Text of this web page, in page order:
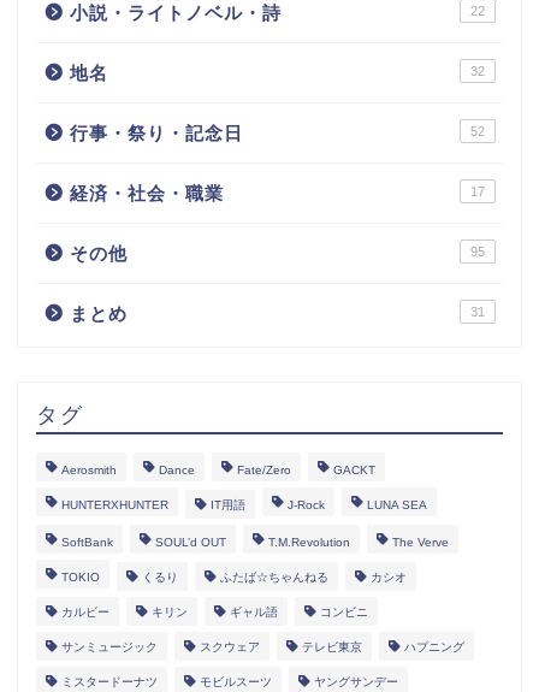
小説・ライトノベル・詩 22
地名 32
行事・祭り・記念日 52
経済・社会・職業 17
その他 95
まとめ 31
タグ
Aerosmith Dance Fate/Zero GACKT
HUNTERXHUNTER IT用語 J-Rock LUNA SEA
SoftBank SOUL’d OUT T.M.Revolution The Verve
TOKIO くるり ふたば☆ちゃんねる カシオ
カルビー キリン ギャル語 コンビニ
サンミュージック スクウェア テレビ東京 ハプニング
ミスタードーナツ モビルスーツ ヤングサンデー